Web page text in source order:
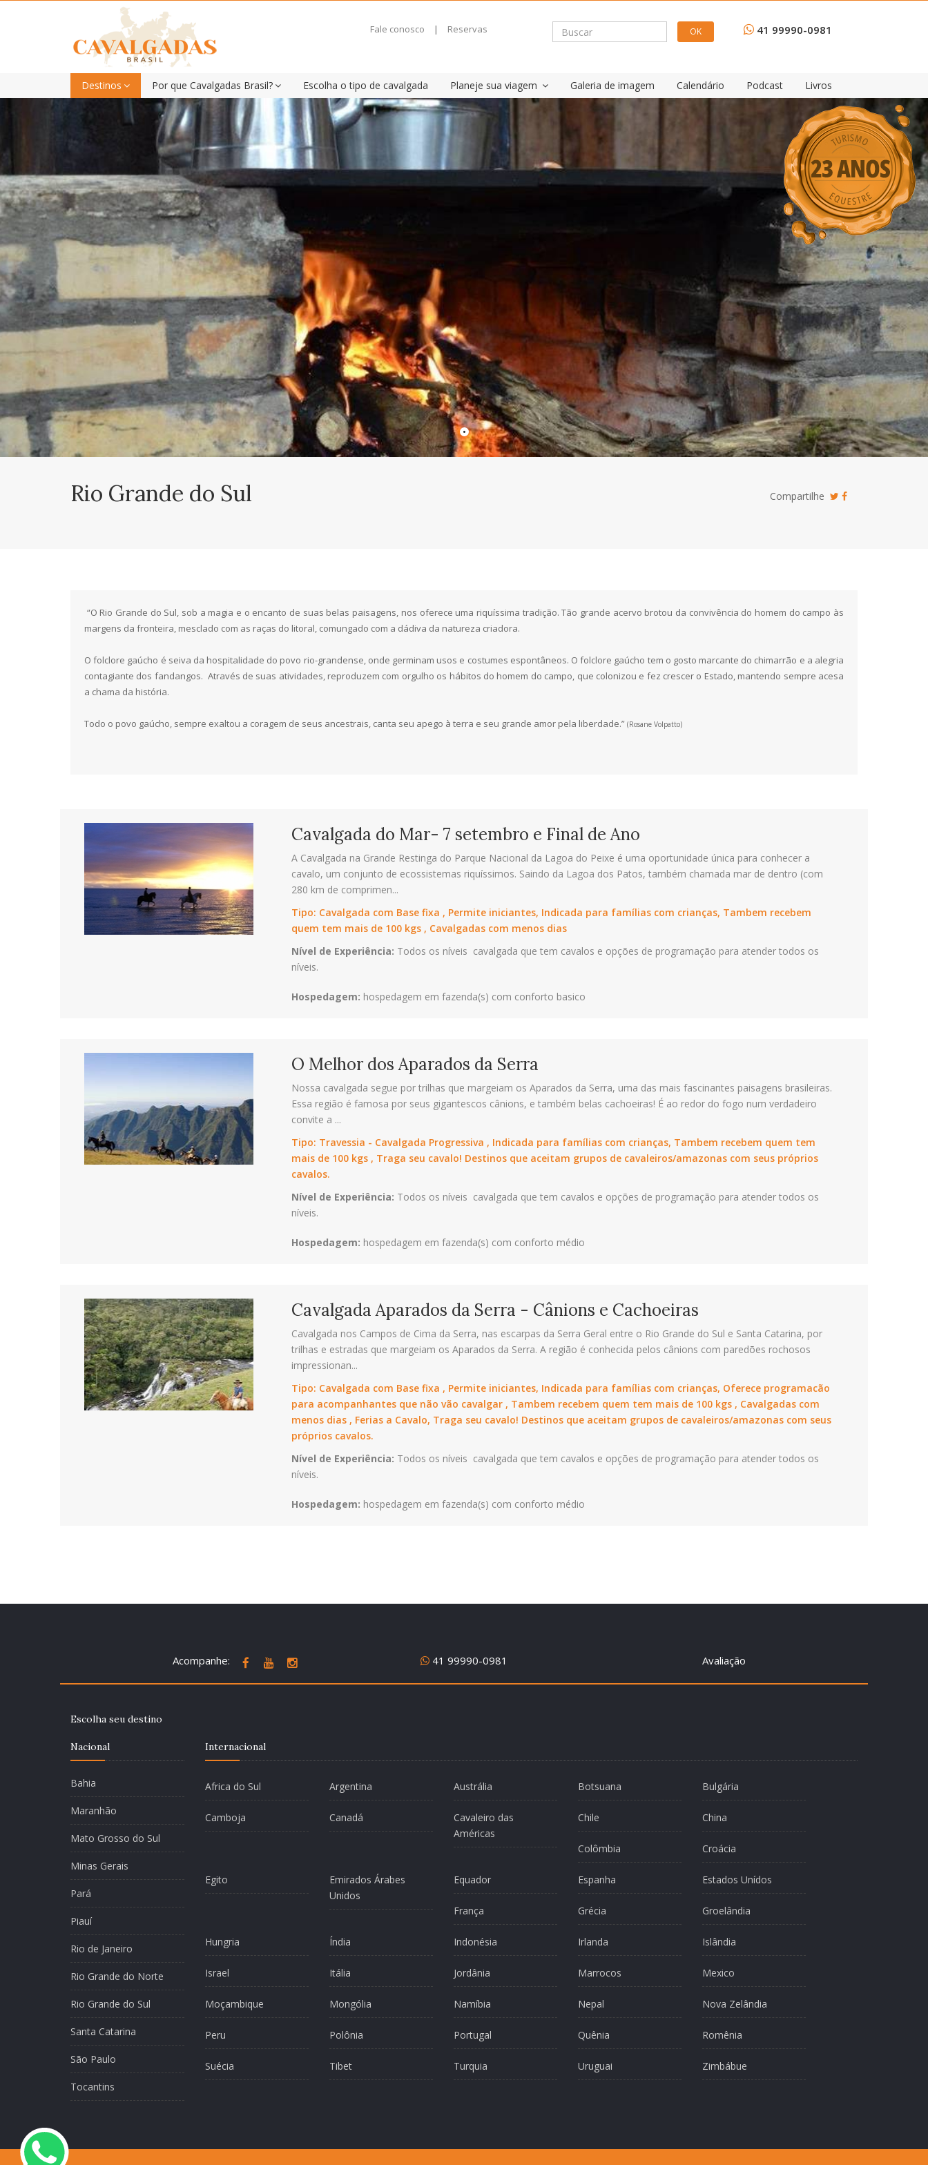
Fale conosco | Reservas 41 99990-0981
Destinos Por que Cavalgadas Brasil? Escolha o tipo de cavalgada Planeje sua viagem Galeria de imagem Calendário Podcast Livros
Rio Grande do Sul Compartilhe
“O Rio Grande do Sul, sob a magia e o encanto de suas belas paisagens, nos oferece uma riquíssima tradição. Tão grande acervo brotou da convivência do homem do campo às
margens da fronteira, mesclado com as raças do litoral, comungado com a dádiva da natureza criadora.
O folclore gaúcho é seiva da hospitalidade do povo rio-grandense, onde germinam usos e costumes espontâneos. O folclore gaúcho tem o gosto marcante do chimarrão e a alegria
contagiante dos fandangos. Através de suas atividades, reproduzem com orgulho os hábitos do homem do campo, que colonizou e fez crescer o Estado, mantendo sempre acesa
a chama da história.
Todo o povo gaúcho, sempre exaltou a coragem de seus ancestrais, canta seu apego à terra e seu grande amor pela liberdade.” (Rosane Volpatto)
Cavalgada do Mar- 7 setembro e Final de Ano
A Cavalgada na Grande Restinga do Parque Nacional da Lagoa do Peixe é uma oportunidade única para conhecer a
cavalo, um conjunto de ecossistemas riquíssimos. Saindo da Lagoa dos Patos, também chamada mar de dentro (com
280 km de comprimen...
Tipo: Cavalgada com Base fixa , Permite iniciantes, Indicada para famílias com crianças, Tambem recebem
quem tem mais de 100 kgs , Cavalgadas com menos dias
Nível de Experiência: Todos os níveis  cavalgada que tem cavalos e opções de programação para atender todos os
níveis.
Hospedagem: hospedagem em fazenda(s) com conforto basico
O Melhor dos Aparados da Serra
Nossa cavalgada segue por trilhas que margeiam os Aparados da Serra, uma das mais fascinantes paisagens brasileiras.
Essa região é famosa por seus gigantescos cânions, e também belas cachoeiras! É ao redor do fogo num verdadeiro
convite a ...
Tipo: Travessia - Cavalgada Progressiva , Indicada para famílias com crianças, Tambem recebem quem tem
mais de 100 kgs , Traga seu cavalo! Destinos que aceitam grupos de cavaleiros/amazonas com seus próprios
cavalos.
Nível de Experiência: Todos os níveis  cavalgada que tem cavalos e opções de programação para atender todos os
níveis.
Hospedagem: hospedagem em fazenda(s) com conforto médio
Cavalgada Aparados da Serra - Cânions e Cachoeiras
Cavalgada nos Campos de Cima da Serra, nas escarpas da Serra Geral entre o Rio Grande do Sul e Santa Catarina, por
trilhas e estradas que margeiam os Aparados da Serra. A região é conhecida pelos cânions com paredões rochosos
impressionan...
Tipo: Cavalgada com Base fixa , Permite iniciantes, Indicada para famílias com crianças, Oferece programacão
para acompanhantes que não vão cavalgar , Tambem recebem quem tem mais de 100 kgs , Cavalgadas com
menos dias , Ferias a Cavalo, Traga seu cavalo! Destinos que aceitam grupos de cavaleiros/amazonas com seus
próprios cavalos.
Nível de Experiência: Todos os níveis  cavalgada que tem cavalos e opções de programação para atender todos os
níveis.
Hospedagem: hospedagem em fazenda(s) com conforto médio
Acompanhe: 41 99990-0981 Avaliação
Escolha seu destino
Nacional
Bahia
Maranhão
Mato Grosso do Sul
Minas Gerais
Pará
Piauí
Rio de Janeiro
Rio Grande do Norte
Rio Grande do Sul
Santa Catarina
São Paulo
Tocantins
Internacional
Africa do Sul Argentina Austrália Botsuana Bulgária
Camboja Canadá
Cavaleiro das
Américas
Chile China
Colômbia Croácia
Egito
Emirados Árabes
Unidos
Equador Espanha Estados Unídos
França Grécia Groelândia
Hungria Índia Indonésia Irlanda Islândia
Israel Itália Jordânia Marrocos Mexico
Moçambique Mongólia Namíbia Nepal Nova Zelândia
Peru Polônia Portugal Quênia Romênia
Suécia Tibet Turquia Uruguai Zimbábue